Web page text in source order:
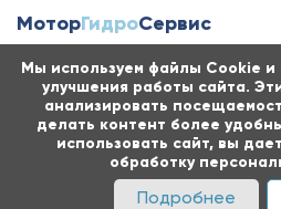
Мы используем файлы Cookie и
улучшения работы сайта.
анализировать
делать контент более
использовать сайт, вы
обработку
Подробнее
МоторГидроСервис